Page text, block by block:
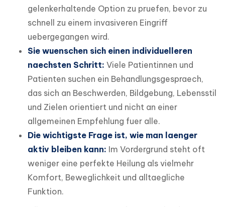
gelenkerhaltende Option zu pruefen, bevor zu
schnell zu einem invasiveren Eingriff
uebergegangen wird.
Sie wuenschen sich einen individuelleren
naechsten Schritt: Viele Patientinnen und
Patienten suchen ein Behandlungsgespraech,
das sich an Beschwerden, Bildgebung, Lebensstil
und Zielen orientiert und nicht an einer
allgemeinen Empfehlung fuer alle.
Die wichtigste Frage ist, wie man laenger
aktiv bleiben kann: Im Vordergrund steht oft
weniger eine perfekte Heilung als vielmehr
Komfort, Beweglichkeit und alltaegliche
Funktion.